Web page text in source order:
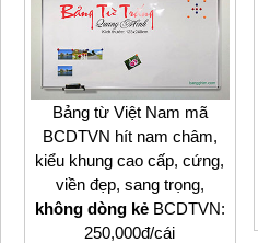
Bảng từ Việt Nam mã
BCDTVN hít nam châm,
kiểu khung cao cấp, cứng,
viền đẹp, sang trọng,
không dòng kẻBCDTVN:
250,000đ/cái